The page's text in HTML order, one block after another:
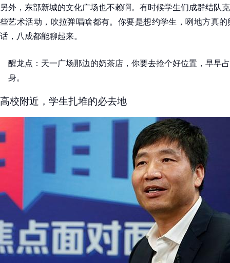
另外，东部新城的文化广场也不赖啊。有时候学生们成群结队
些艺术活动，吹拉弹唱啥都有。你要是想约学生，咧地方真
话，八成都能聊起来。
醒龙点：天一广场那边的奶茶店，你要去抢个好位置，早早
身。
高校附近，学生扎堆的必去地